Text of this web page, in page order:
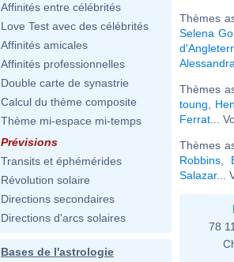
Affinités entre célébrités
Love Test avec des célébrités
Affinités amicales
Affinités professionnelles
Double carte de synastrie
Calcul du thème composite
Thème mi-espace mi-temps
Prévisions
Transits et éphémérides
Révolution solaire
Directions secondaires
Directions d'arcs solaires
Bases de l'astrologie
Thèmes
Selena
Thèmes
toung
Ferrat ...
Thèmes
Robbins
Salazar...
78